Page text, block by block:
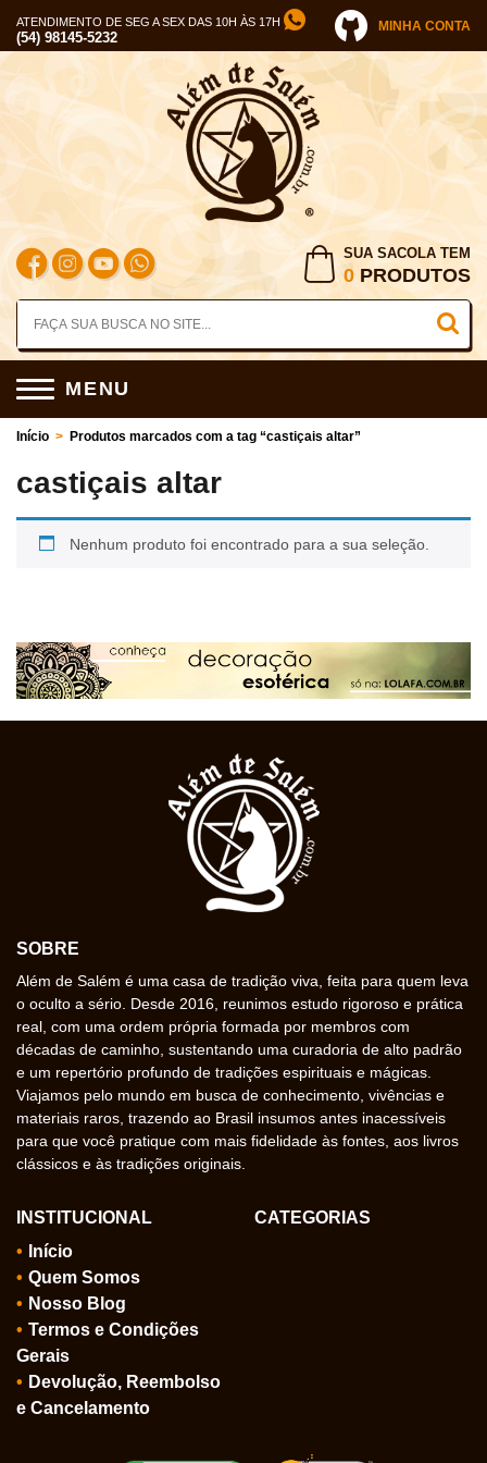
ATENDIMENTO DE SEG A SEX DAS 10H ÀS 17H
(54) 98145-5232
MINHA CONTA
SUA SACOLA TEM
0 PRODUTOS
MENU
Início > Produtos marcados com a tag “castiçais altar”
castiçais altar
Nenhum produto foi encontrado para a sua seleção.
SOBRE
Além de Salém é uma casa de tradição viva, feita para quem leva
o oculto a sério. Desde 2016, reunimos estudo rigoroso e prática
real, com uma ordem própria formada por membros com
décadas de caminho, sustentando uma curadoria de alto padrão
e um repertório profundo de tradições espirituais e mágicas.
Viajamos pelo mundo em busca de conhecimento, vivências e
materiais raros, trazendo ao Brasil insumos antes inacessíveis
para que você pratique com mais fidelidade às fontes, aos livros
clássicos e às tradições originais.
INSTITUCIONAL
Início
Quem Somos
Nosso Blog
Termos e Condições
Gerais
Devolução, Reembolso
e Cancelamento
CATEGORIAS